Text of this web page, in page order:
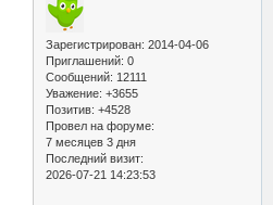
Зарегистрирован: 2014-04-06
Приглашений: 0
Сообщений: 12111
Уважение: +3655
Позитив: +4528
Провел на форуме:
7 месяцев 3 дня
Последний визит:
2026-07-21 14:23:53